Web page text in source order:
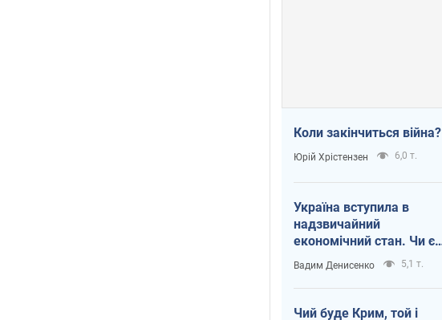
Коли закінчиться війна?
Юрій Хрістензен 6,0 т.
Україна вступила в
надзвичайний
економічний стан. Чи є
світло вкінці тунелю?
Вадим Денисенко 5,1 т.
Чий буде Крим, той і